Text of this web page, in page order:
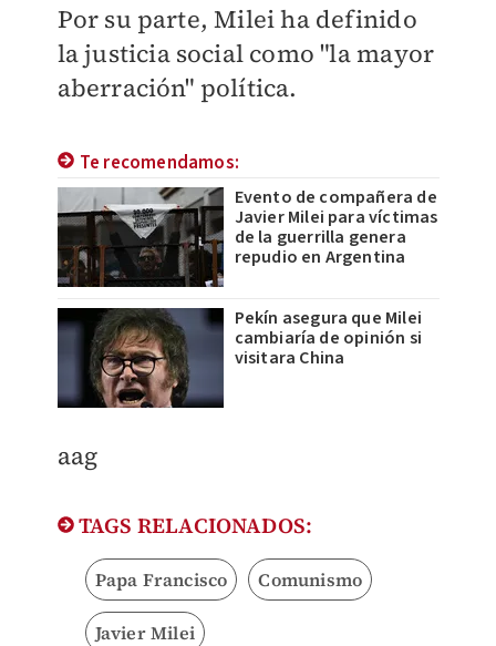
Por su parte, Milei ha definido
la justicia social como "la mayor
aberración" política.
Te recomendamos:
Evento de compañera de
Javier Milei para víctimas
de la guerrilla genera
repudio en Argentina
Pekín asegura que Milei
cambiaría de opinión si
visitara China
aag
TAGS RELACIONADOS:
Papa Francisco Comunismo
Javier Milei